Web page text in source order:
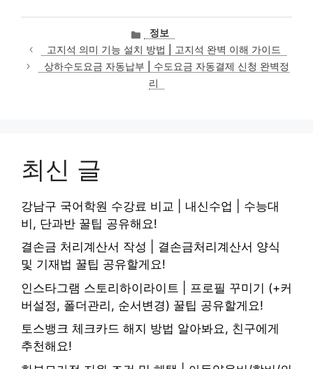
카
테
고
리
정보
고지석 의미 기능 설치 방법 | 고지석 완벽 이해 가이드
상하수도요금 자동납부 | 수도요금 자동결제 신청 완벽정
리
최신 글
강남구 국어학원 수강료 비교 | 내신수업 | 수능대
비, 단과반 꿀팁 공유해요!
결손금 처리계산서 작성 | 결손금처리계산서 양식
및 기재법 꿀팁 공유할게요!
인스타그램 스토리하이라이트 | 프로필 꾸미기 (+커
버설정, 폴더관리, 순서변경) 꿀팁 공유할게요!
토스뱅크 체크카드 해지 방법 알아봐요, 친구에게
추천해요!